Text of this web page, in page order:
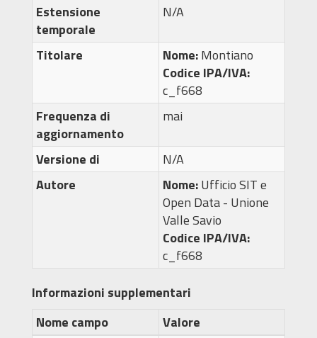
Estensione
temporale
N/A
Titolare Nome:Montiano
Codice IPA/IVA:
c_f668
Frequenza di
aggiornamento
mai
Versione di
N/A
Autore
Nome:Ufficio SIT e
Open Data - Unione
Valle Savio
Codice IPA/IVA:
c_f668
Informazioni supplementari
Nome campo
Valore